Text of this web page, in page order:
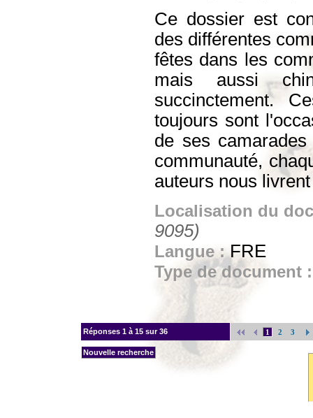
Ce dossier est
des différentes
fêtes dans les
mais aussi
succinctement.
toujours sont
de ses
communauté,
auteurs nous
Localisation du
9095)
Langue :FRE
Type de document
Réponses 1 à 15 sur 36 1 2 3